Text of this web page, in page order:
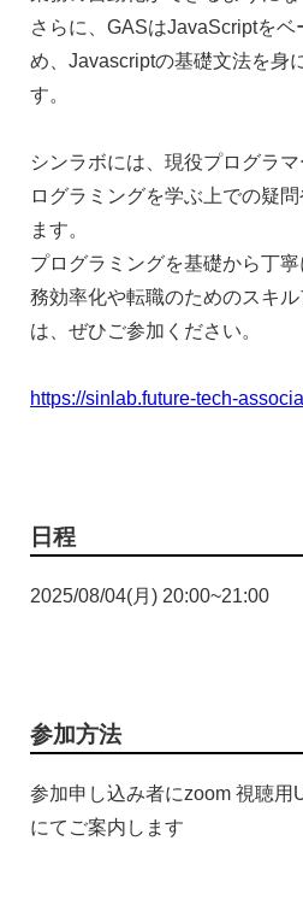
さらに、GASはJavaScriptをベ
め、Javascriptの基礎文法を身
す。
シンラボには、現役プログラ
ログラミングを学ぶ上での疑
ます。
プログラミングを基礎から丁
務効率化や転職のためのスキ
は、ぜひご参加ください。
https://sinlab.future-tech-
日程
2025/08/04(月) 20:00~21:00
参加方法
参加申し込み者にzoom 視聴用
にてご案内します